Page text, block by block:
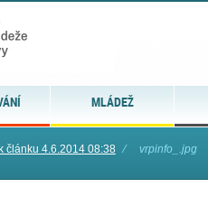
MLÁDEŽ
článku 4.6.2014 08:38 ⁄ vrpinfo_.jpg